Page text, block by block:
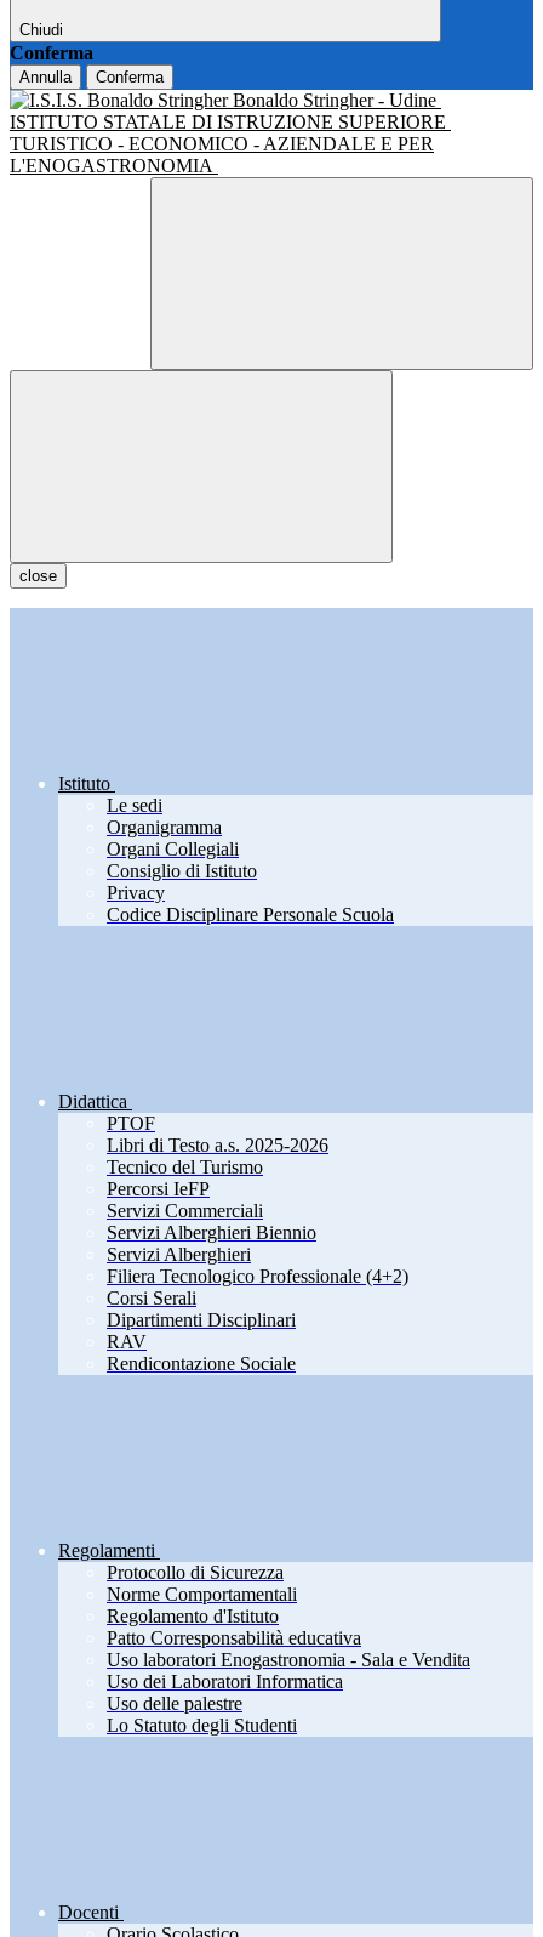
Chiudi
Conferma
Annulla Conferma
Bonaldo Stringher - Udine
ISTITUTO STATALE DI ISTRUZIONE SUPERIORE
TURISTICO - ECONOMICO - AZIENDALE E PER
L'ENOGASTRONOMIA
close
Istituto
Le sedi
Organigramma
Organi Collegiali
Consiglio di Istituto
Privacy
Codice Disciplinare Personale Scuola
Didattica
PTOF
Libri di Testo a.s. 2025-2026
Tecnico del Turismo
Percorsi IeFP
Servizi Commerciali
Servizi Alberghieri Biennio
Servizi Alberghieri
Filiera Tecnologico Professionale (4+2)
Corsi Serali
Dipartimenti Disciplinari
RAV
Rendicontazione Sociale
Regolamenti
Protocollo di Sicurezza
Norme Comportamentali
Regolamento d'Istituto
Patto Corresponsabilità educativa
Uso laboratori Enogastronomia - Sala e Vendita
Uso dei Laboratori Informatica
Uso delle palestre
Lo Statuto degli Studenti
Docenti